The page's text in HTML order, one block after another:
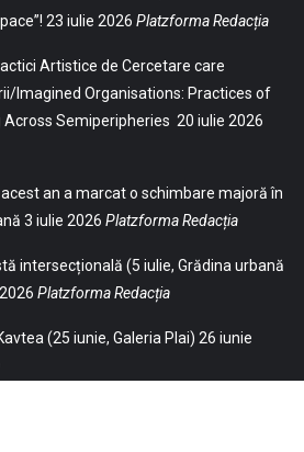
23 iulie 2026 Platzforma Redacția
Artistice de Cercetare care
Imagined Organisations: Practices of
Semiperipheries 20 iulie 2026
an a marcat o schimbare majoră în
3 iulie 2026 Platzforma Redacția
intersecțională (5 iulie, Grădina urbană
Platzforma Redacția
(25 iunie, Galeria Plai) 26 iunie